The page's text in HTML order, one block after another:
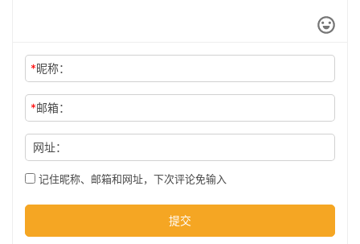
技
*昵称：
*邮箱：
网址：
记住昵称、邮箱和网址，下次评论免输入
提交